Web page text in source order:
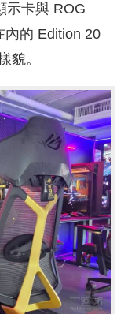
示卡與 ROG
內的 Edition 20
貌。